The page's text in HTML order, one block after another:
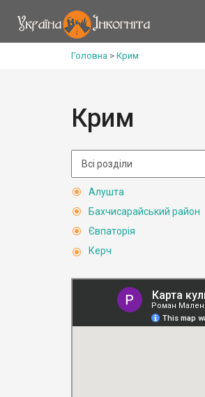
Головна > Крим
Крим
Алушта
Бахчисарайський район
Євпаторія
Керч